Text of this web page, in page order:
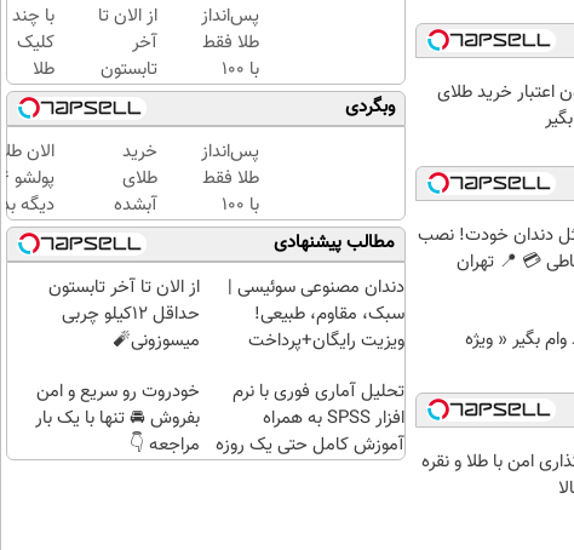
اعتبار خرید طلای
دندان خودت! نصب
💳 📍 تهران
میلیارد وام بگیر « ویژه
امن با طلا و نقره
پس‌انداز
طلا فقط
با ۱۰۰
هزارتومان
(امن و
راحت)
از الان تا
آخر
تابستون
حداقل
12کیلو
چربی
میسوزونی
🧨
با چند
کلیک
طلا
(ثبت‌نام
کن |
خرید
کن |
هدیه
بگیر)
وبگردی
پس‌انداز
طلا فقط
با ۱۰۰
هزارتومان
(امن و
راحت)
خرید
طلای
آبشده
حتی با
۱۰۰هزارتومان
الان
دیگه
طلا با
بی‌بهره
مطالب پیشنهادی
دندان مصنوعی سوئیسی |
سبک، مقاوم، طبیعی!
ویزیت رایگان+پرداخت
از الان تا آخر تابستون
حداقل 12کیلو چربی
میسوزونی🧨
تحلیل آماری فوری با نرم
افزار SPSS به همراه
آموزش کامل حتی یک روزه
خودروت رو سریع و امن
بفروش 🚘 تنها با یک بار
مراجعه 👇